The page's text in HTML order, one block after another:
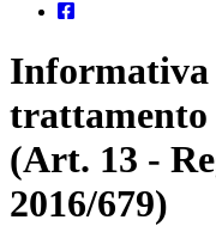
Informativa
trattamento
(Art. 13 -
2016/679)